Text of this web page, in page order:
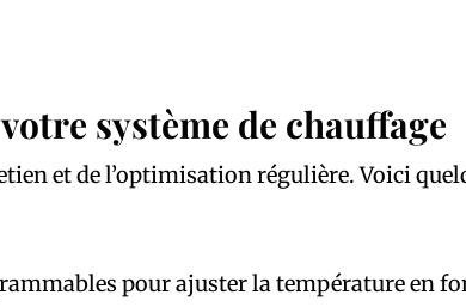
système de chauffage
et de l’optimisation régulière. Voici
pour ajuster la température en